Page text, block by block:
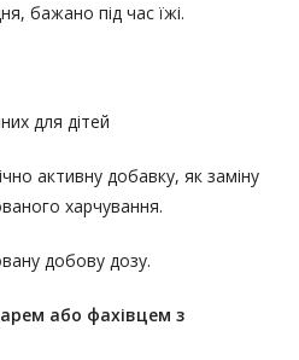
бажано під час їжі.
для дітей
активну добавку, як заміну
харчування.
добову дозу.
або фахівцем з